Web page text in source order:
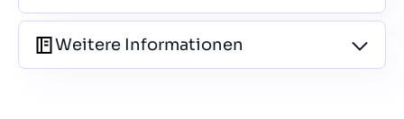
Weitere Informationen